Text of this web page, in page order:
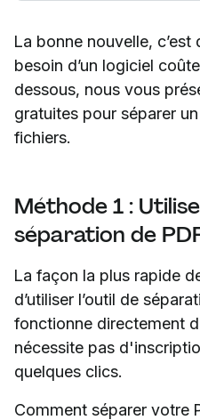
La bonne nouvelle, c’est
besoin d’un logiciel
dessous, nous vous
gratuites pour séparer
fichiers.
Méthode 1 :
séparation de
La façon la plus rapide
d’utiliser l’outil de
fonctionne directement
nécessite pas
quelques clics.
Comment séparer votre